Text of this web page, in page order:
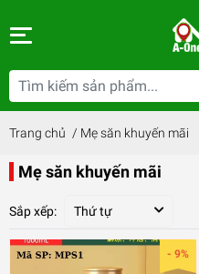
Trang chủ / Mẹ săn khuyến mãi
Mẹ săn khuyến mãi
Sắp xếp: Thứ tự
- 9%